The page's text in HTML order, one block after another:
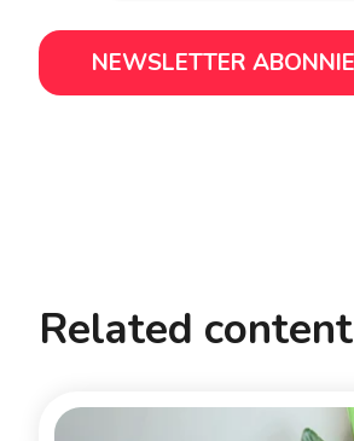
Related content